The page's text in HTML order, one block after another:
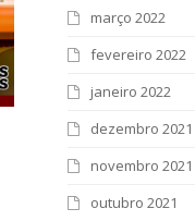
março 2022
fevereiro 2022
janeiro 2022
dezembro 2021
novembro 2021
outubro 2021